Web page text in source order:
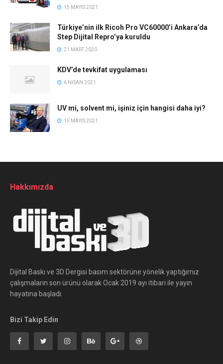
15 MAYIS 2021
Türkiye’nin ilk Ricoh Pro VC60000’i Ankara’da
Step Dijital Repro’ya kuruldu
21 MART 2020
KDV’de tevkifat uygulaması
6 NISAN 2021
UV mi, solvent mi, işiniz için hangisi daha iyi?
15 MAYIS 2021
Hakkımızda
Dijital Baskı ve 3D Dergisi basım sektörüne yönelik yaptığımız
çalışmaların son ürünü olarak Ocak 2019 ayı itibari ile yayın
hayatına başladı.
Bizi Takip Edin